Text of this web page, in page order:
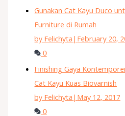
Gunakan Cat Kayu Duco
Furniture di Rumah
by Felichyta | February 20,
0
Finishing Gaya
Cat Kayu Kuas Biovarnish
by Felichyta | May 12, 2017
0